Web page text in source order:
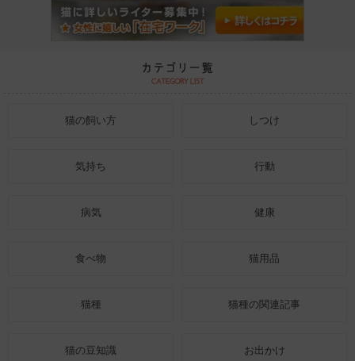
猫の飼い方 しつけ
気持ち 行動
病気 健康
食べ物 猫用品
猫種 猫種の関連記事
猫の豆知識 お出かけ